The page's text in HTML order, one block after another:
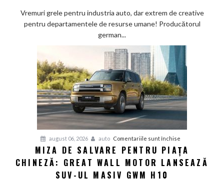
pensie,
deși
profitul
în
cu
așteptările
Vremuri grele pentru industria auto, dar extrem de creative
pentru departamentele de resurse umane! Producătorul
german...
august 06, 2026 auto Comentariile sunt închise
Miza
de
MIZA DE SALVARE PENTRU PIAȚA
CHINEZĂ: GREAT WALL MOTOR LANSEAZĂ
SUV-UL MASIV GWM H10